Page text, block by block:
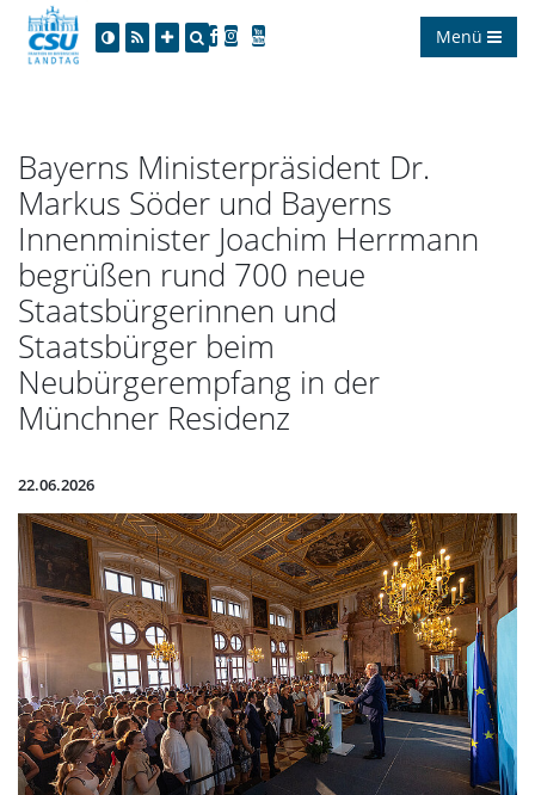
Menü
Bayerns Ministerpräsident Dr.
Markus Söder und Bayerns
Innenminister Joachim Herrmann
begrüßen rund 700 neue
Staatsbürgerinnen und
Staatsbürger beim
Neubürgerempfang in der
Münchner Residenz
22.06.2026